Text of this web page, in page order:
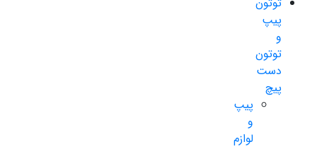
پیپ
و
توتون
دست
پیچ
پیپ
و
لوازم